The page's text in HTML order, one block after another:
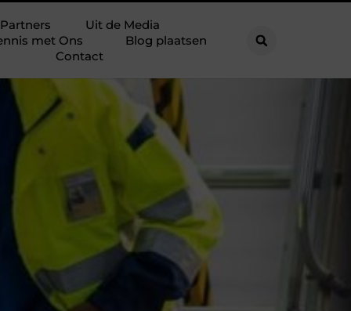
Partners
Uit de Media
met Ons
Blog plaatsen
Contact